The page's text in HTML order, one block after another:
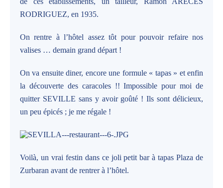
RODRIGUEZ, en 1935.
On rentre à l’hôtel assez tôt pour pouvoir refaire nos
valises … demain grand départ !
On va ensuite diner, encore une formule « tapas » et enfin
la découverte des caracoles !! Impossible pour moi de
quitter SEVILLE sans y avoir goûté ! Ils sont délicieux,
un peu épicés ; je me régale !
Voilà, un vrai festin dans ce joli petit bar à tapas Plaza de
Zurbaran avant de rentrer à l’hôtel.